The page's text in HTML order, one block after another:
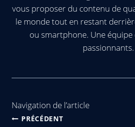
vous proposer du contenu de
le monde tout en restant
ou smartphone. Une équipe
passionnants.
Navigation de l’article
PRÉCÉDENT